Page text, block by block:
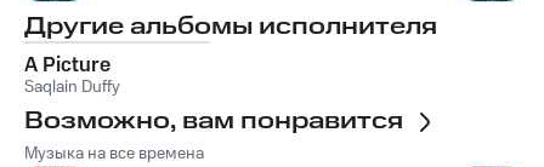
Другие альбомы исполнителя
A Picture
Saqlain Duffy
Возможно, вам понравится
Музыка на все времена